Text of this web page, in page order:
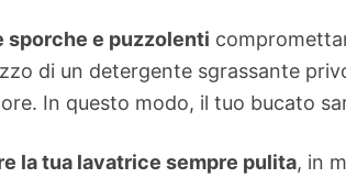
sporche e puzzolenti
di un detergente sgrassante
In questo modo, il tuo bucato
la tua lavatrice sempre pulita, in